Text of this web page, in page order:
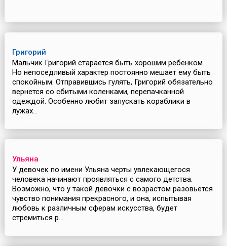
Григорий
Мальчик Григорий старается быть хорошим ребенком.
Но непоседливый характер постоянно мешает ему быть
спокойным. Отправившись гулять, Григорий обязательно
вернется со сбитыми коленками, перепачканной
одеждой. Особенно любит запускать кораблики в
лужах...
Ульяна
У девочек по имени Ульяна черты увлекающегося
человека начинают проявляться с самого детства.
Возможно, что у такой девочки с возрастом разовьется
чувство понимания прекрасного, и она, испытывая
любовь к различным сферам искусства, будет
стремиться р...